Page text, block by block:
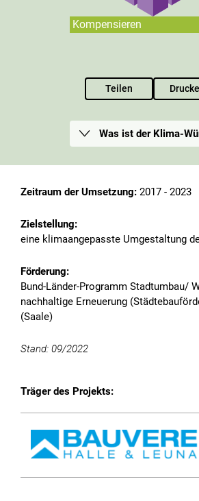
Teilen
Kompensieren
Was ist der Klima-
einen systematischen Ansatz – von
Nutzung.
Zeitraum der Umsetzung: 2017 - 2023
Zielstellung:
eine klimaangepasste Umgestaltung
Förderung:
Bund-Länder-Programm Stadtumbau/
nachhaltige Erneuerung
(Saale)
Stand: 09/2022
Träger des Projekts: